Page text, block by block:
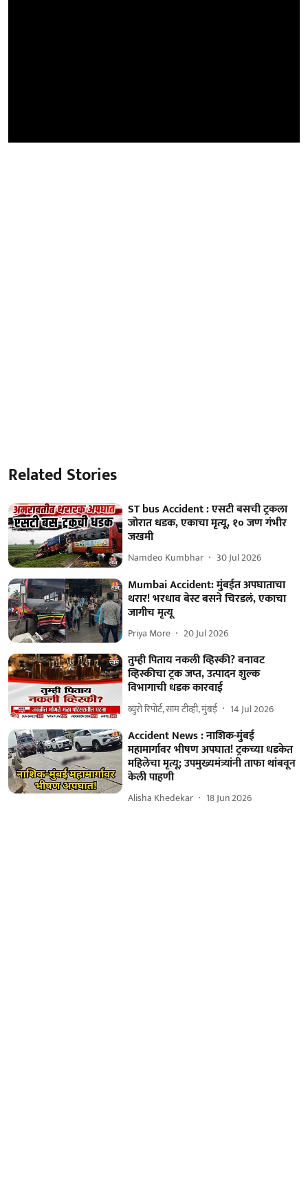
Related Stories
ST bus Accident : एसटी बसची ट्रकला
जोरात धडक, एकाचा मृत्यू, १० जण गंभीर
जखमी
Namdeo Kumbhar 30 Jul 2026
Mumbai Accident: मुंबईत अपघाताचा
थरार! भरधाव बेस्ट बसने चिरडलं, एकाचा
जागीच मृत्यू
Priya More 20 Jul 2026
तुम्ही पिताय नकली व्हिस्की? बनावट
व्हिस्कीचा ट्रक जप्त, उत्पादन शुल्क
विभागाची धडक कारवाई
ब्युरो रिपोर्ट, साम टीव्ही, मुंबई 14 Jul 2026
Accident News : नाशिक-मुंबई
महामार्गावर भीषण अपघात! ट्रकच्या धडकेत
महिलेचा मृत्यू; उपमुख्यमंत्र्यांनी ताफा थांबवून
केली पाहणी
Alisha Khedekar 18 Jun 2026